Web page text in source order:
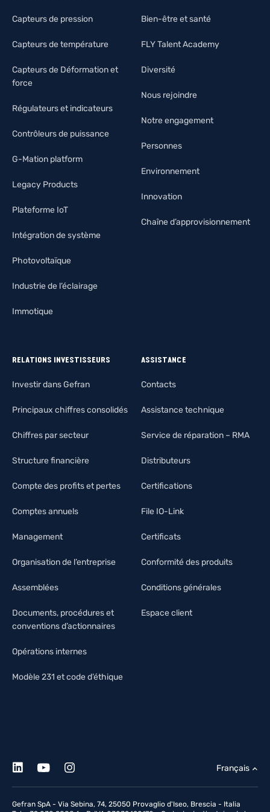
Capteurs de pression
Capteurs de température
Capteurs de Déformation et
force
Régulateurs et indicateurs
Contrôleurs de puissance
G-Mation platform
Legacy Products
Plateforme IoT
Intégration de système
Photovoltaïque
Industrie de l’éclairage
Immotique
Bien-être et santé
FLY Talent Academy
Diversité
Nous rejoindre
Notre engagement
Personnes
Environnement
Innovation
Chaîne d’approvisionnement
RELATIONS INVESTISSEURS
Investir dans Gefran
Principaux chiffres consolidés
Chiffres par secteur
Structure financière
Compte des profits et pertes
Comptes annuels
Management
Organisation de l’entreprise
Assemblées
Documents, procédures et
conventions d’actionnaires
Opérations internes
Modèle 231 et code d’éthique
ASSISTANCE
Contacts
Assistance technique
Service de réparation – RMA
Distributeurs
Certifications
File IO-Link
Certificats
Conformité des produits
Conditions générales
Espace client
Gefran SpA - Via Sebina, 74, 25050 Provaglio d'Iseo, Brescia - Italia
Français